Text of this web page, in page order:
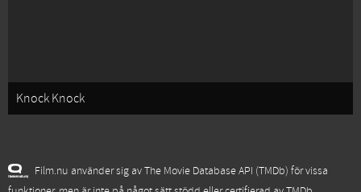
Knock Knock
Film.nu använder sig av The Movie Database API (TMDb) för vissa